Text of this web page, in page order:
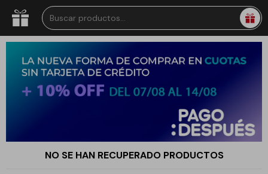
NO SE HAN RECUPERADO PRODUCTOS